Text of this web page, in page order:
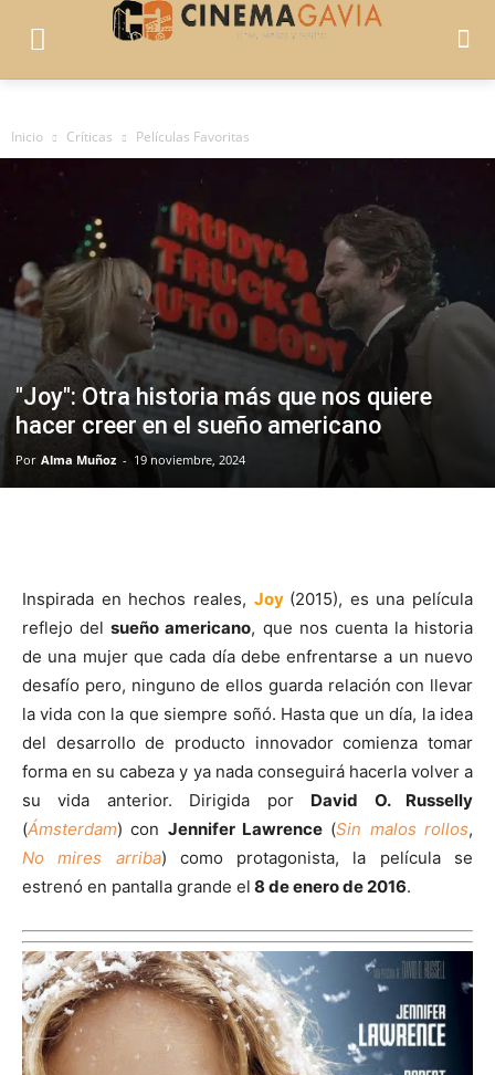
Inicio Críticas Películas Favoritas
"Joy": Otra historia más que nos quiere
hacer creer en el sueño americano
Por Alma Muñoz - 19 noviembre, 2024
Inspirada en hechos reales, Joy (2015), es una película
reflejo delsueño americano, que nos cuenta la historia
de una mujer que cada día debe enfrentarse a un nuevo
desafío pero, ninguno de ellos guarda relación con llevar
la vida con la que siempre soñó. Hasta que un día, la idea
del desarrollo de producto innovador comienza tomar
forma en su cabeza y ya nada conseguirá hacerla volver a
su vida anterior. Dirigida por David O. Russelly
(Ámsterdam) con Jennifer Lawrence (Sin malos rollos,
No mires arriba) como protagonista, la película se
estrenó en pantalla grande el 8 de enero de 2016.